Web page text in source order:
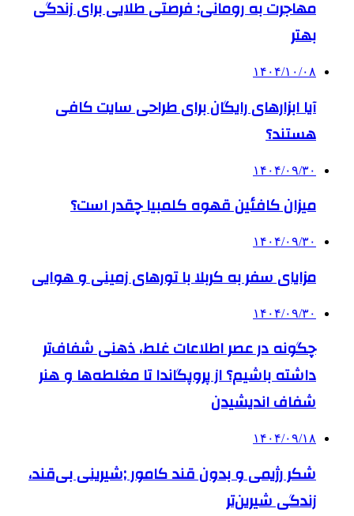
مهاجرت به رومانی: فرصتی طلایی برای زندگی
بهتر
۱۴۰۴/۱۰/۰۸
آیا ابزارهای رایگان برای طراحی سایت کافی
هستند؟
۱۴۰۴/۰۹/۳۰
میزان کافئین قهوه کلمبیا چقدر است؟
۱۴۰۴/۰۹/۳۰
مزایای سفر به کربلا با تورهای زمینی و هوایی
۱۴۰۴/۰۹/۳۰
چگونه در عصر اطلاعات غلط، ذهنی شفاف‌تر
داشته باشیم؟ از پروپگاندا تا مغلطه‌ها و هنر
شفاف اندیشیدن
۱۴۰۴/۰۹/۱۸
شکر رژیمی و بدون قند کامور ;شیرینی بی‌قند،
زندگی شیرین‌تر